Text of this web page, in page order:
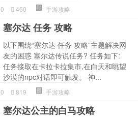
0 460 手游攻略
塞尔达 任务 攻略
以下围绕“塞尔达 任务 攻略”主题解决网
友的困惑 塞尔达传说任务? 任务如下:
任务接取在卡拉卡拉集市,在白天和眺望
沙漠的npc对话即可触发。 神...
0 819 手游攻略
塞尔达公主的白马攻略